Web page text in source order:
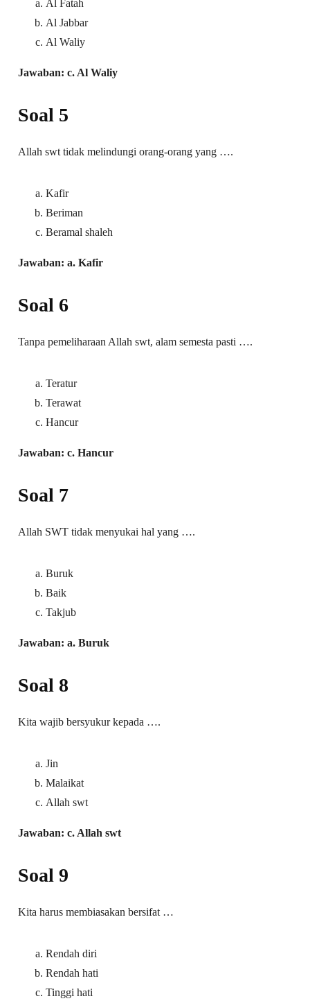
Al Fatah
Al Jabbar
Al Waliy
Jawaban: c. Al Waliy
Soal 5
Allah swt tidak melindungi orang-orang yang ….
Kafir
Beriman
Beramal shaleh
Jawaban: a. Kafir
Soal 6
Tanpa pemeliharaan Allah swt, alam semesta pasti ….
Teratur
Terawat
Hancur
Jawaban: c. Hancur
Soal 7
Allah SWT tidak menyukai hal yang ….
Buruk
Baik
Takjub
Jawaban: a. Buruk
Soal 8
Kita wajib bersyukur kepada ….
Jin
Malaikat
Allah swt
Jawaban: c. Allah swt
Soal 9
Kita harus membiasakan bersifat …
Rendah diri
Rendah hati
Tinggi hati